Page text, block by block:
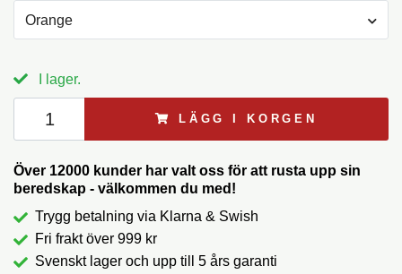
Orange
I lager.
LÄGG I KORGEN
Över 12000 kunder har valt oss för att rusta upp sin
beredskap - välkommen du med!
Trygg betalning via Klarna & Swish
Fri frakt över 999 kr
Svenskt lager och upp till 5 års garanti